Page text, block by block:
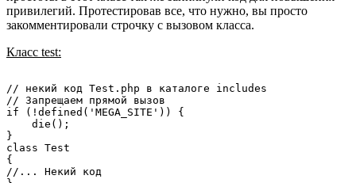
привилегий. Протестировав все, что нужно, вы просто
закомментировали строчку с вызовом класса.
Класс test:
// некий код Test.php в каталоге includes
// Запрещаем прямой вызов
if (!defined('MEGA_SITE')) {
    die();
}
class Test
{
//... Некий код